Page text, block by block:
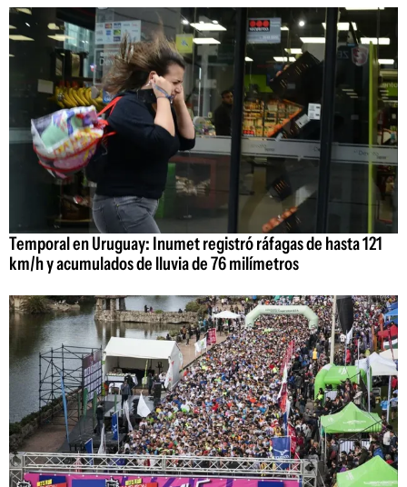
Temporal en Uruguay: Inumet registró ráfagas de hasta 121
km/h y acumulados de lluvia de 76 milímetros